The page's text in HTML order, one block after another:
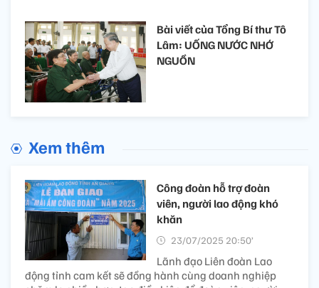
Bài viết của Tổng Bí thư Tô
Lâm: UỐNG NƯỚC NHỚ
NGUỒN
Xem thêm
Công đoàn hỗ trợ đoàn
viên, người lao động khó
khăn
23/07/2025 20:50’
Lãnh đạo Liên đoàn Lao
động tỉnh cam kết sẽ đồng hành cùng doanh nghiệp